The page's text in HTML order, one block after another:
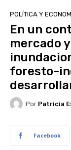
POLÍTICA Y
En un
mercado
foresto-
Por Patricia
Facebook